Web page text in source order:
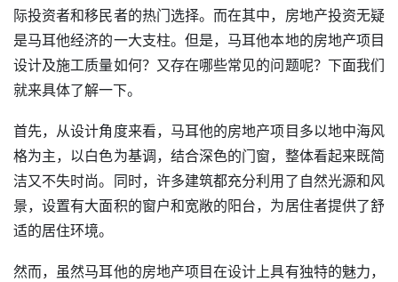
际投资者和移民者的热门选择。而在其中，房地产投资无疑
是马耳他经济的一大支柱。但是，马耳他本地的房地产项目
设计及施工质量如何？又存在哪些常见的问题呢？下面我们
就来具体了解一下。
首先，从设计角度来看，马耳他的房地产项目多以地中海风
格为主，以白色为基调，结合深色的门窗，整体看起来既简
洁又不失时尚。同时，许多建筑都充分利用了自然光源和风
景，设置有大面积的窗户和宽敞的阳台，为居住者提供了舒
适的居住环境。
然而，虽然马耳他的房地产项目在设计上具有独特的魅力，